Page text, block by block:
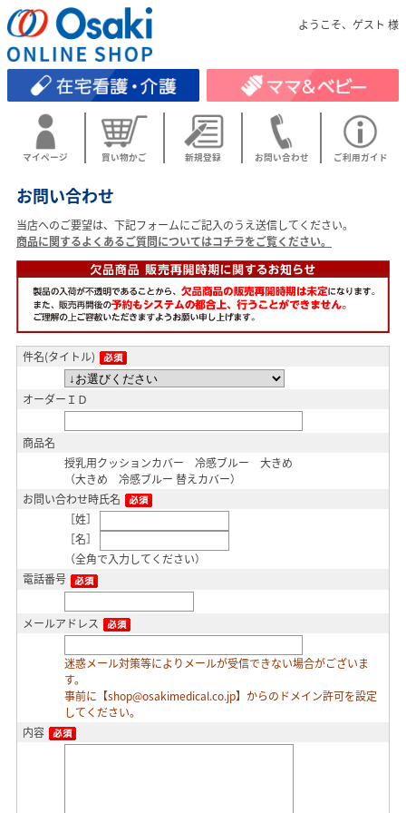
ようこそ、ゲスト 様
マイページ 買い物かご 新規登録 お問い合わせ ご利用ガイド
お問い合わせ
当店へのご要望は、下記フォームにご記入のうえ送信してください。
商品に関するよくあるご質問についてはコチラをご覧ください。
件名(タイトル)
オーダーＩＤ
商品名
授乳用クッションカバー 冷感ブルー 大きめ
（大きめ 冷感ブルー 替えカバー）
お問い合わせ時氏名
［姓］
［名］
（全角で入力してください）
電話番号
メールアドレス
迷惑メール対策等によりメールが受信できない場合がございま
す。
事前に【shop@osakimedical.co.jp】からのドメイン許可を設定
してください。
内容